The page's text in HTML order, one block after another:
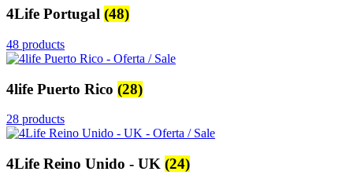
4Life Portugal (48)
48 products
4life Puerto Rico (28)
28 products
4Life Reino Unido - UK (24)